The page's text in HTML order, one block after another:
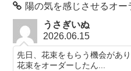
陽の気を感じさせるオー
うさぎいぬ
2026.06.15
先日、花束をもらう機会があ
花束をオーダーしたん...